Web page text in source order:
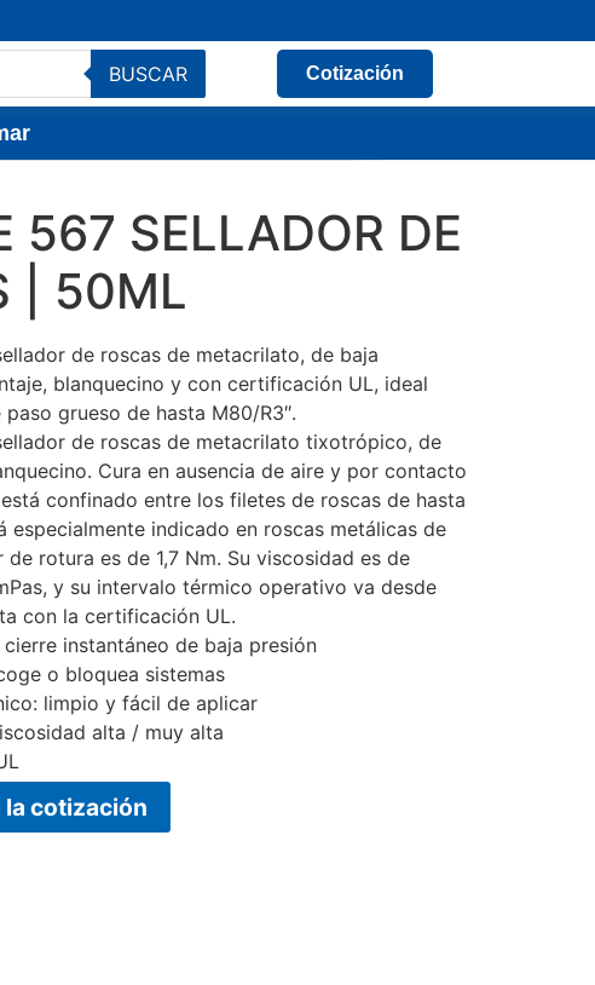
BUSCAR Cotización
567 SELLADOR DE
| 50ML
de roscas de metacrilato, de baja
blanquecino y con certificación UL, ideal
grueso de hasta M80/R3″.
de roscas de metacrilato tixotrópico, de
Cura en ausencia de aire y por contacto
confinado entre los filetes de roscas de hasta
especialmente indicado en roscas metálicas de
rotura es de 1,7 Nm. Su viscosidad es de
y su intervalo térmico operativo va desde
con la certificación UL.
instantáneo de baja presión
o bloquea sistemas
limpio y fácil de aplicar
alta / muy alta
la cotización